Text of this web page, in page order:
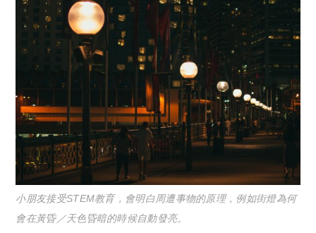
小朋友接受STEM教育，會明白周遭事物的原理，例如街燈為何
會在黃昏／天色昏暗的時候自動發亮。